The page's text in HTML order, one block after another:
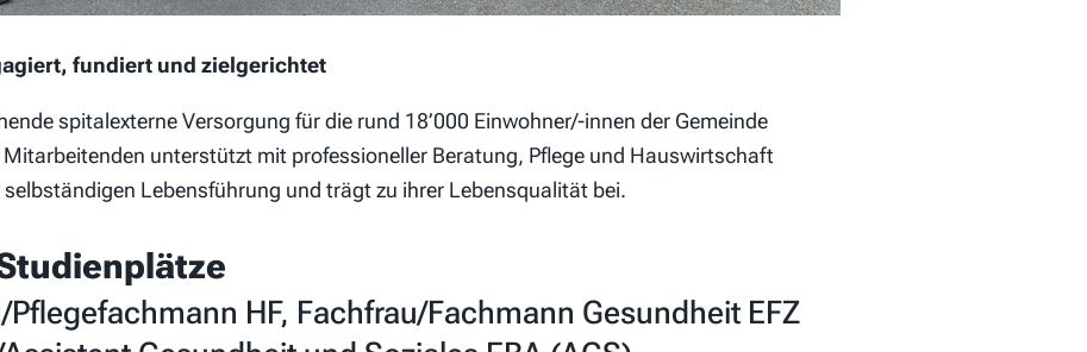
fundiert und zielgerichtet
spitalexterne Versorgung für die rund 18’000 Einwohner/-innen der Gemeinde
unterstützt mit professioneller Beratung, Pflege und Hauswirtschaft
Lebensführung und trägt zu ihrer Lebensqualität bei.
HF, Fachfrau/Fachmann Gesundheit EFZ